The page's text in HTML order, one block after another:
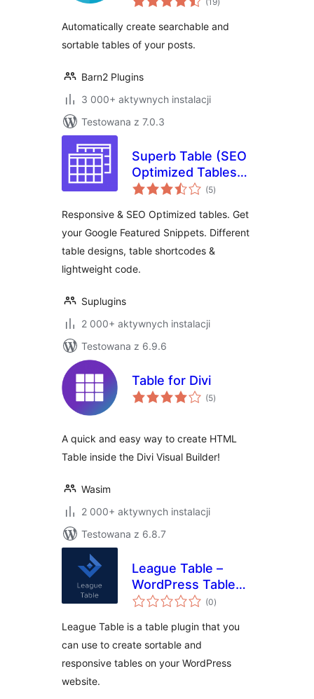
ocen
Automatically create searchable and
sortable tables of your posts.
Barn2 Plugins
3 000+ aktywnych instalacji
Testowana z 7.0.3
Superb Table (SEO
Optimized Tables
With Schema)
(5wszystkich
ocen
)
Responsive & SEO Optimized tables. Get
your Google Featured Snippets. Different
table designs, table shortcodes &
lightweight code.
Suplugins
2 000+ aktywnych instalacji
Testowana z 6.9.6
Table for Divi
(5wszystkich
ocen
)
A quick and easy way to create HTML
Table inside the Divi Visual Builder!
Wasim
2 000+ aktywnych instalacji
Testowana z 6.8.7
League Table –
WordPress Table
Plugin
(0wszystkich
ocen
)
League Table is a table plugin that you
can use to create sortable and
responsive tables on your WordPress
website.